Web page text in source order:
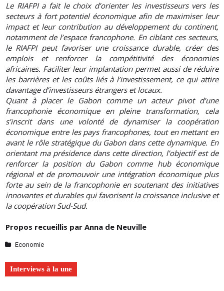
Le RIAFPI a fait le choix d’orienter les investisseurs vers les
secteurs à fort potentiel économique afin de maximiser leur
impact et leur contribution au développement du continent,
notamment de l’espace francophone. En ciblant ces secteurs,
le RIAFPI peut favoriser une croissance durable, créer des
emplois et renforcer la compétitivité des économies
africaines. Faciliter leur implantation permet aussi de réduire
les barrières et les coûts liés à l’investissement, ce qui attire
davantage d’investisseurs étrangers et locaux.
Quant à placer le Gabon comme un acteur pivot d’une
francophonie économique en pleine transformation, cela
s’inscrit dans une volonté de dynamiser la coopération
économique entre les pays francophones, tout en mettant en
avant le rôle stratégique du Gabon dans cette dynamique. En
orientant ma présidence dans cette direction, l’objectif est de
renforcer la position du Gabon comme hub économique
régional et de promouvoir une intégration économique plus
forte au sein de la francophonie en soutenant des initiatives
innovantes et durables qui favorisent la croissance inclusive et
la coopération Sud-Sud.
Propos recueillis par Anna de Neuville
Economie
Interviews à la une